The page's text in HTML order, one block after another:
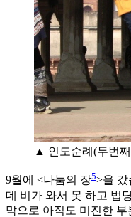
▲ 인도순례(두번
9월에 <나눔의 장5>을 갔
데 비가 와서 못 하고 법
막으로 아직도 미진한